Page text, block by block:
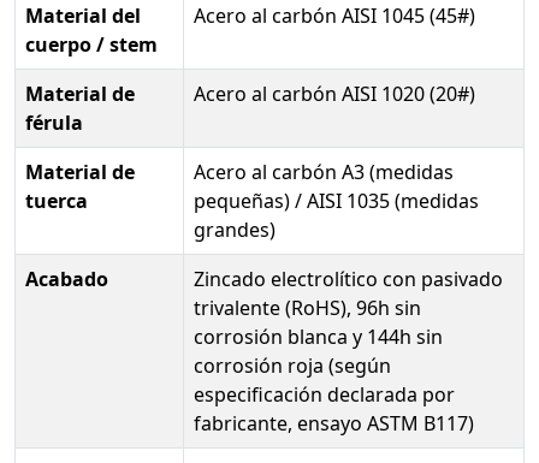
Material del
cuerpo / stem
Acero al carbón AISI 1045 (45#)
Material de
férula
Acero al carbón AISI 1020 (20#)
Material de
tuerca
Acero al carbón A3 (medidas
pequeñas) / AISI 1035 (medidas
grandes)
Acabado
Zincado electrolítico con pasivado
trivalente (RoHS), 96h sin
corrosión blanca y 144h sin
corrosión roja (según
especificación declarada por
fabricante, ensayo ASTM B117)